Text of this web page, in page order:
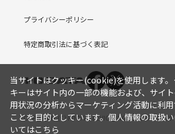
プライバシーポリシー
特定商取引法に基づく表記
COPYRIGHT (C) I-O DATA DEVICE, INC. Since 2005.9.19
当サイトはクッキー(cookie)を使用します。
キーはサイト内の一部の機能および、サイ
用状況の分析からマーケティング活動に利用
ことを目的としています。個人情報の取扱
いてはこちら